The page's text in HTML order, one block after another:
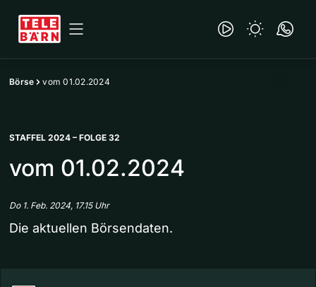
Börse vom 01.02.2024
STAFFEL 2024 – FOLGE 32
vom 01.02.2024
Do 1. Feb. 2024, 17.15 Uhr
Die aktuellen Börsendaten.